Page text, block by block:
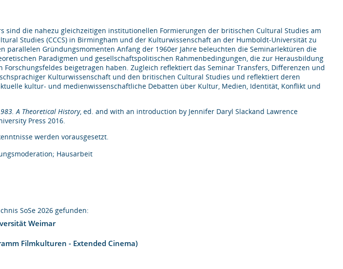
sind die nahezu gleichzeitigen institutionellen Formierungen der britischen Cultural Studies am
Studies (CCCS) in Birmingham und der Kulturwissenschaft an der Humboldt-Universität zu
parallelen Gründungsmomenten Anfang der 1960er Jahre beleuchten die Seminarlektüren die
Paradigmen und gesellschaftspolitischen Rahmenbedingungen, die zur Herausbildung
beigetragen haben. Zugleich reflektiert das Seminar Transfers, Differenzen und
Kulturwissenschaft und den britischen Cultural Studies und reflektiert deren
kultur- und medienwissenschaftliche Debatten über Kultur, Medien, Identität, Konflikt und
A Theoretical History, ed. and with an introduction by Jennifer Daryl Slackand Lawrence
Press 2016.
werden vorausgesetzt.
Hausarbeit
SoSe 2026 gefunden:
Weimar
Filmkulturen - Extended Cinema)